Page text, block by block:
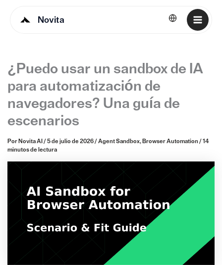
Novita Español
¿Puedo usar un sandbox de IA
para automatización de
navegadores? Una guía de
escenarios
Por Novita AI / 5 de julio de 2026/ Agent Sandbox, Browser Automation / 14
minutos de lectura